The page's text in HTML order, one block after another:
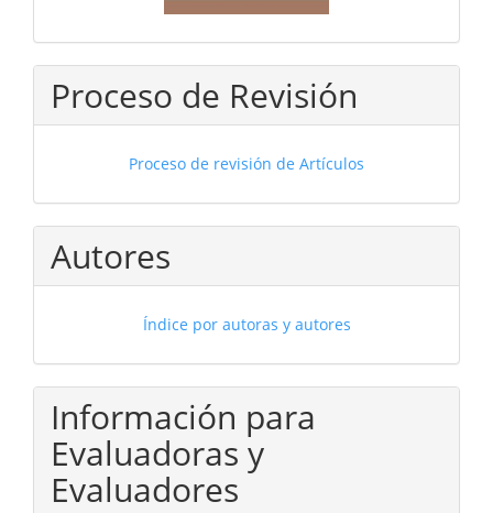
Proceso de Revisión
Proceso de revisión de Artículos
Autores
Índice por autoras y autores
Información para
Evaluadoras y
Evaluadores